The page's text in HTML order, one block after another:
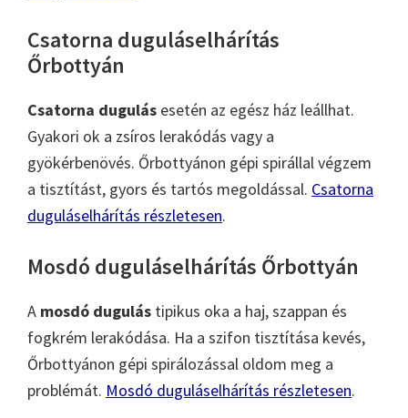
Csatorna duguláselhárítás
Őrbottyán
Csatorna dugulás esetén az egész ház leállhat.
Gyakori ok a zsíros lerakódás vagy a
gyökérbenövés. Őrbottyánon gépi spirállal végzem
a tisztítást, gyors és tartós megoldással. Csatorna
duguláselhárítás részletesen.
Mosdó duguláselhárítás Őrbottyán
A mosdó dugulás tipikus oka a haj, szappan és
fogkrém lerakódása. Ha a szifon tisztítása kevés,
Őrbottyánon gépi spirálozással oldom meg a
problémát. Mosdó duguláselhárítás részletesen.